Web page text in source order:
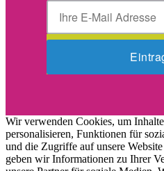
Wir verwenden Cookies, um
personalisieren, Funktionen für
und die Zugriffe auf unsere
geben wir Informationen zu Ihrer